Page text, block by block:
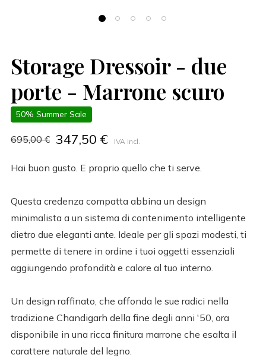
Storage Dressoir - due
porte - Marrone scuro
50% Summer Sale
695,00 € 347,50 € IVA incl.
Hai buon gusto. E proprio quello che ti serve.
Questa credenza compatta abbina un design
minimalista a un sistema di contenimento intelligente
dietro due eleganti ante. Ideale per gli spazi modesti, ti
permette di tenere in ordine i tuoi oggetti essenziali
aggiungendo profondità e calore al tuo interno.
Un design raffinato, che affonda le sue radici nella
tradizione Chandigarh della fine degli anni '50, ora
disponibile in una ricca finitura marrone che esalta il
carattere naturale del legno.